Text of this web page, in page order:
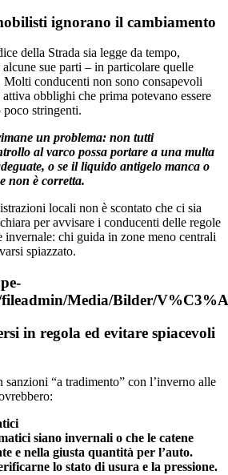
ignorano il cambiamento
della Strada sia legge da tempo,
alcune sue parti – in particolare quelle
Molti conducenti non sono consapevoli
obblighi che prima potevano essere
poco stringenti.
un problema: non tutti
al varco possa portare a una multa
o se il liquido antigelo manca o
non è corretta.
locali non è scontato che ci sia
per avvisare i conducenti delle regole
invernale: chi guida in zone meno centrali
spiazzato.
in regola ed evitare spiacevoli
sanzioni “a tradimento” con l’inverno alle
siano invernali o che le catene
e nella giusta quantità per l’auto.
lo stato di usura e la pressione.